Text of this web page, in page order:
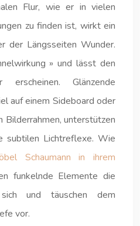
Flur, wie er in vielen
zu finden ist, wirkt ein
der Längsseiten Wunder.
» und lässt den
Glänzende
auf einem Sideboard oder
Bilderrahmen, unterstützen
subtilen Lichtreflexe. Wie
Schaumann in ihrem
funkelnde Elemente die
und täuschen dem
vor.